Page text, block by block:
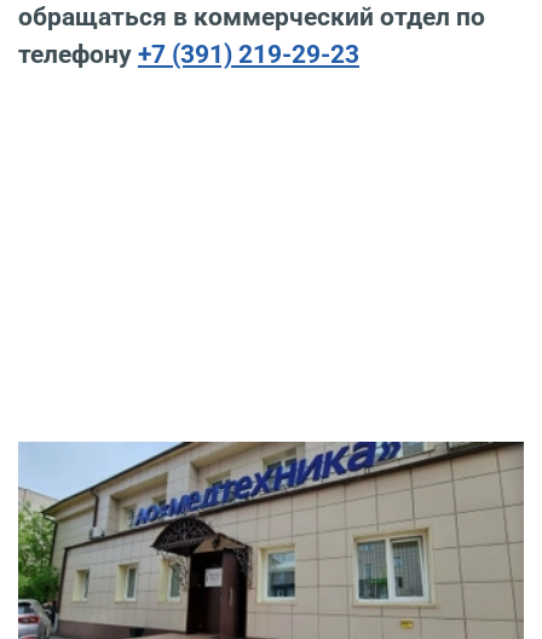
обращаться в коммерческий отдел по
телефону +7 (391) 219-29-23